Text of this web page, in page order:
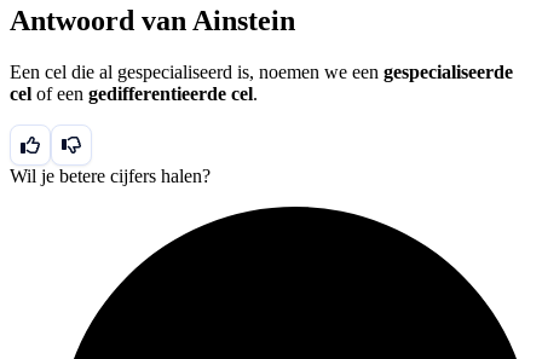
Antwoord van Ainstein
Een cel die al gespecialiseerd is, noemen we een gespecialiseerde
cel of een gedifferentieerde cel.
Wil je betere cijfers halen?